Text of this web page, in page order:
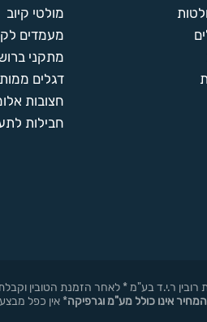
מולטי קיוב
מעמדים
מתקני
דגלים
חצובות
חבילות
רובין ר.י.ד בע"מ * לאחר הזמנת הטובין
אינו כולל מע"מ וגרפיקה* אין כפל